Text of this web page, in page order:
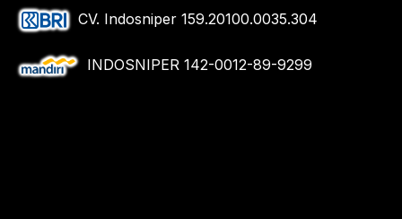
CV. Indosniper 159.20100.0035.304
INDOSNIPER 142-0012-89-9299